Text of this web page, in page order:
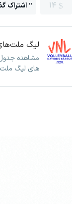
14 اشتراک
لیگ
مشاهده جدول
های لیگ